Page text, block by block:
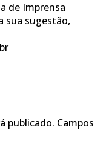
de Imprensa
sua sugestão,
publicado. Campos